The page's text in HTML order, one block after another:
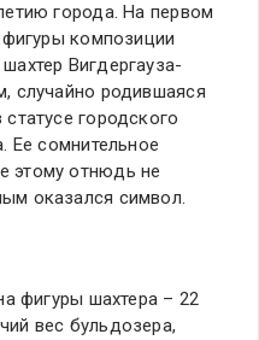
города. На первом
фигуры композиции
Вигдергауза-
случайно родившаяся
городского
Ее сомнительное
этому отнюдь не
оказался символ.
фигуры шахтера – 22
вес бульдозера,